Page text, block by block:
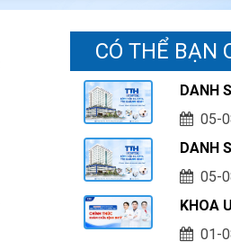
CÓ THỂ BẠN
DANH
HOÀN
BỆNH
TỚI
05-
DANH
THỰC
TÍNH
07/
05-
KHOA
VIỆN01-